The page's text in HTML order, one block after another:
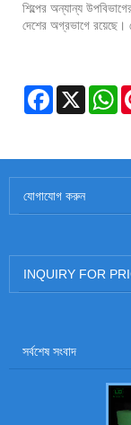
শিল্পের অন্যান্য
দেশের অগ্রভাগে রয়েছে।
Facebook
X
যোগাযোগ করুন
INQUIRY FOR
সর্বশেষ সংবাদ